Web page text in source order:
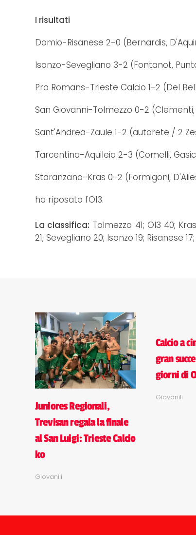
I risultati
Domio-Risanese 2-0 (Bernardis,
Isonzo-Sevegliano 3-2 (Fontanot,
Pro Romans-Trieste Calcio 1-2 (Del
San Giovanni-Tolmezzo 0-2
Sant'Andrea-Zaule 1-2 (autorete / 2
Tarcentina-Aquileia 2-3 (Comelli,
Staranzano-Kras 0-2 (Formigoni,
ha riposato l'Ol3.
La classifica: Tolmezzo 41; Ol3 40;
21; Sevegliano 20; Isonzo 19; Risanese
Juniores Regionali,
Trevisan regala la finale
al San Luigi: Trieste Calcio
ko
Giovanili
Calcio a
gran
giorni di
Giovanili